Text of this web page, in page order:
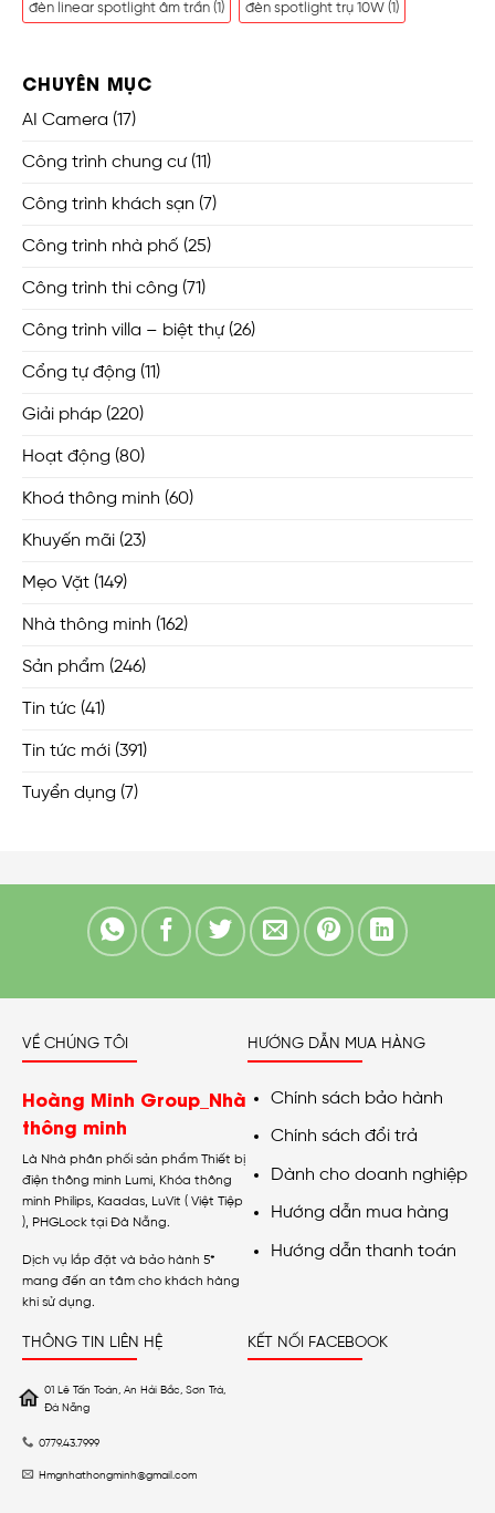
đèn linear spotlight âm trần (1) đèn spotlight trụ 10W (1)
CHUYÊN MỤC
AI Camera (17)
Công trình chung cư(11)
Công trình khách sạn (7)
Công trình nhà phố (25)
Công trình thi công (71)
Công trình villa – biệt thự(26)
Cổng tự động (11)
Giải pháp (220)
Hoạt động (80)
Khoá thông minh (60)
Khuyến mãi (23)
Mẹo Vặt (149)
Nhà thông minh (162)
Sản phẩm (246)
Tin tức (41)
Tin tức mới (391)
Tuyển dụng (7)
VỀ CHÚNG TÔI
Hoàng Minh Group_Nhà
thông minh
Là Nhà phân phối sản phẩm Thiết bị
điện thông minh Lumi, Khóa thông
minh Philips, Kaadas, LuVit ( Việt Tiệp
), PHGLock tại Đà Nẵng.
Dịch vụ lắp đặt và bảo hành 5*
mang đến an tâm cho khách hàng
khi sử dụng.
HƯỚNG DẪN MUA HÀNG
Chính sách bảo hành
Chính sách đổi trả
Dành cho doanh nghiệp
Hướng dẫn mua hàng
Hướng dẫn thanh toán
THÔNG TIN LIÊN HỆ
01 Lê Tấn Toán, An Hải Bắc, Sơn Trà,
Đà Nẵng
0779.43.7999
Hmgnhathongminh@gmail.com
KẾT NỐI FACEBOOK